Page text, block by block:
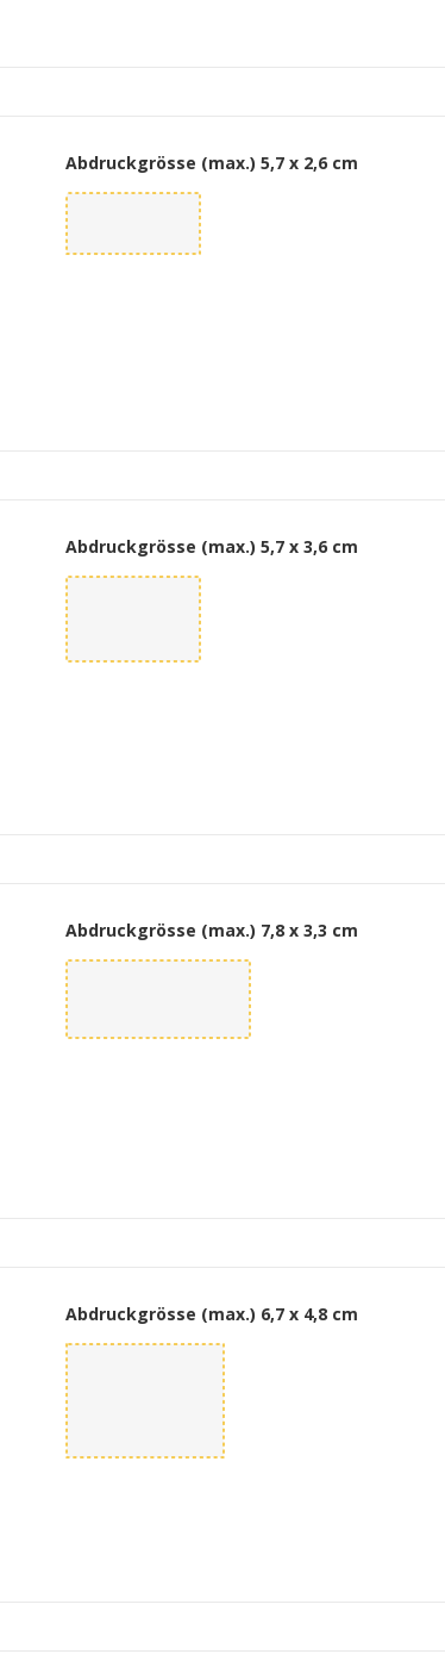
Abdruckgrösse (max.) 5,7 x 2,6 cm
Abdruckgrösse (max.) 5,7 x 3,6 cm
Abdruckgrösse (max.) 7,8 x 3,3 cm
Abdruckgrösse (max.) 6,7 x 4,8 cm